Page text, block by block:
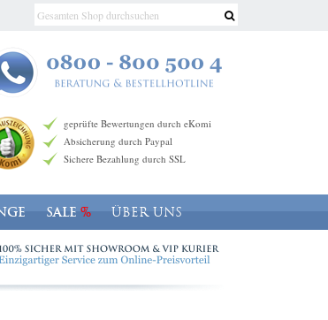
geprüfte Bewertungen durch eKomi
Absicherung durch Paypal
Sichere Bezahlung durch SSL
SALE ÜBER UNS